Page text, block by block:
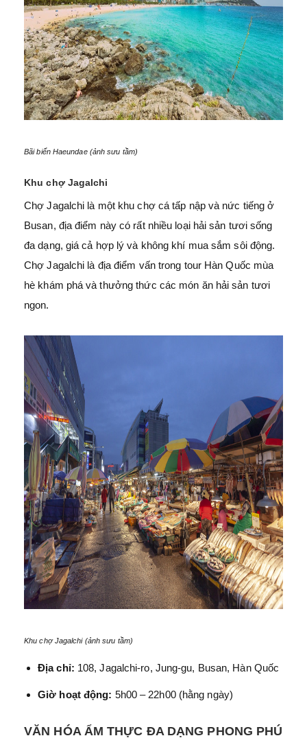
Bãi biển Haeundae (ảnh sưu tầm)
Khu chợ Jagalchi
Chợ Jagalchi là một khu chợ cá tấp nập và nức tiếng ở
Busan, địa điểm này có rất nhiều loại hải sản tươi sống
đa dạng, giá cả hợp lý và không khí mua sắm sôi động.
Chợ Jagalchi là địa điểm vấn trong tour Hàn Quốc mùa
hè khám phá và thưởng thức các món ăn hải sản tươi
ngon.
Khu chợ Jagalchi (ảnh sưu tầm)
Địa chỉ: 108, Jagalchi-ro, Jung-gu, Busan, Hàn Quốc
Giờ hoạt động: 5h00 – 22h00 (hằng ngày)
VĂN HÓA ẨM THỰC ĐA DẠNG PHONG PHÚ